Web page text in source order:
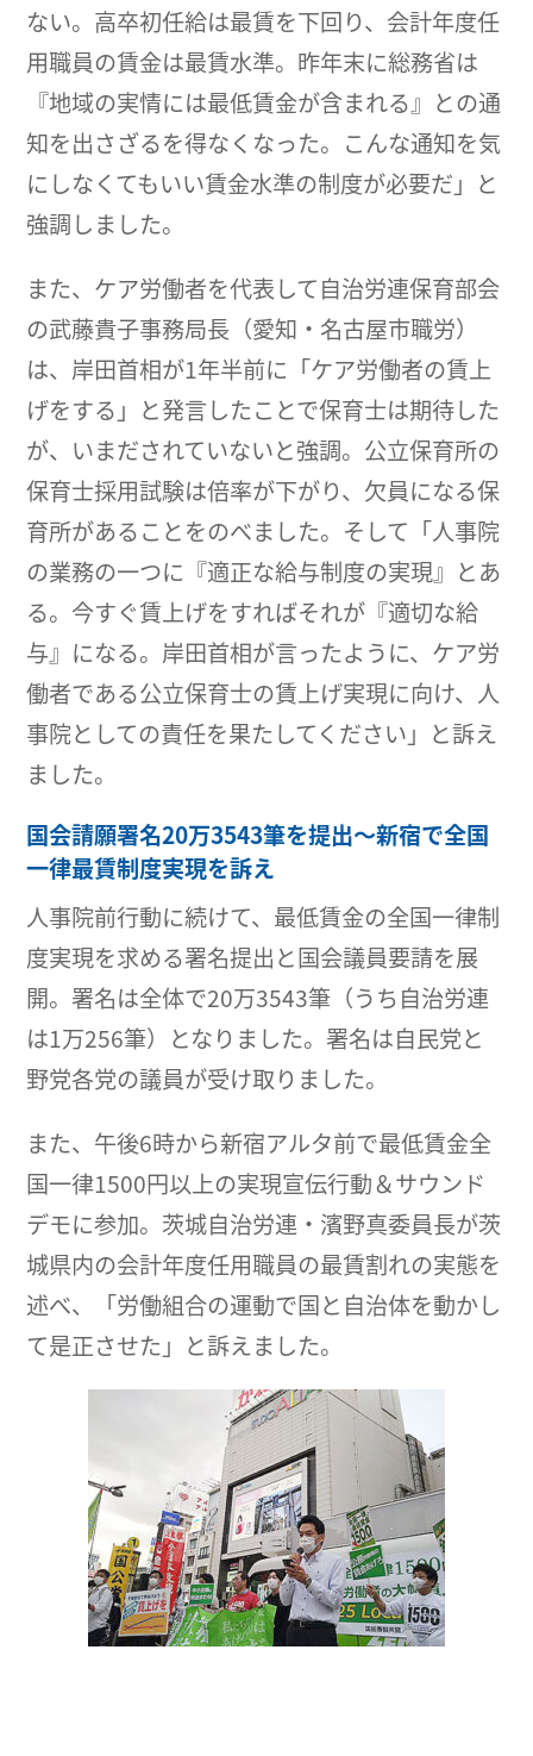
ない。高卒初任給は最賃を下回り、会計年度任
用職員の賃金は最賃水準。昨年末に総務省は
『地域の実情には最低賃金が含まれる』との通
知を出さざるを得なくなった。こんな通知を気
にしなくてもいい賃金水準の制度が必要だ」と
強調しました。
また、ケア労働者を代表して自治労連保育部会
の武藤貴子事務局長（愛知・名古屋市職労）
は、岸田首相が1年半前に「ケア労働者の賃上
げをする」と発言したことで保育士は期待した
が、いまだされていないと強調。公立保育所の
保育士採用試験は倍率が下がり、欠員になる保
育所があることをのべました。そして「人事院
の業務の一つに『適正な給与制度の実現』とあ
る。今すぐ賃上げをすればそれが『適切な給
与』になる。岸田首相が言ったように、ケア労
働者である公立保育士の賃上げ実現に向け、人
事院としての責任を果たしてください」と訴え
ました。
国会請願署名20万3543筆を提出～新宿で全国
一律最賃制度実現を訴え
人事院前行動に続けて、最低賃金の全国一律制
度実現を求める署名提出と国会議員要請を展
開。署名は全体で20万3543筆（うち自治労連
は1万256筆）となりました。署名は自民党と
野党各党の議員が受け取りました。
また、午後6時から新宿アルタ前で最低賃金全
国一律1500円以上の実現宣伝行動＆サウンド
デモに参加。茨城自治労連・濱野真委員長が茨
城県内の会計年度任用職員の最賃割れの実態を
述べ、「労働組合の運動で国と自治体を動かし
て是正させた」と訴えました。